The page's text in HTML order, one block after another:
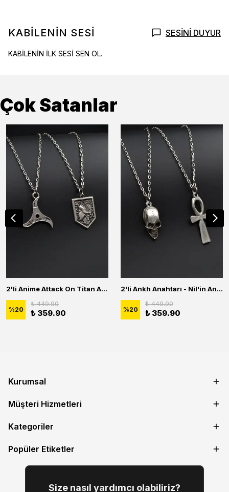
KABİLENİN SESİ SESİNİ DUYUR
KABİLENİN İLK SESİ SEN OL.
Çok Satanlar
2'li Anime Attack On Titan Acrylic Maria Anime Naruto Erkek Kadın Kolye Seti
%20
₺ 449.90
₺ 359.90
2'li Ankh Anahtarı - Nil'in Anahtarı - Kuru Kafa Erkek Kadın Kolye Seti
%20
₺ 449.90
₺ 359.90
Kurumsal
Müşteri Hizmetleri
Kategoriler
Popüler Etiketler
Size nasıl yardımcı olabiliriz?